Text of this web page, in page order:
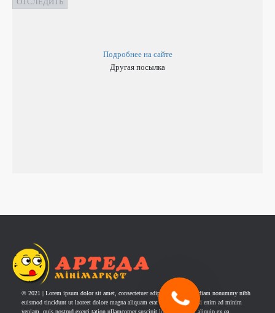
Подробнее на сайте
Другая посылка
© 2021 | Lorem ipsum dolor sit amet, consectetuer adipiscing elit, sed diam nonummy nibh
euismod tincidunt ut laoreet dolore magna aliquam erat volutpat. Ut wisi enim ad minim
veniam, quis nostrud exerci tation ullamcorper suscipit lobortis nisl ut aliquip ex ea